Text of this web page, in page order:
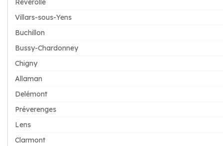
Reverolle
Villars-sous-Yens
Buchillon
Bussy-Chardonney
Chigny
Allaman
Delémont
Préverenges
Lens
Clarmont